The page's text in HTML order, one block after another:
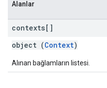
Alanlar
contexts[]
object (Context)
Alınan bağlamların listesi.